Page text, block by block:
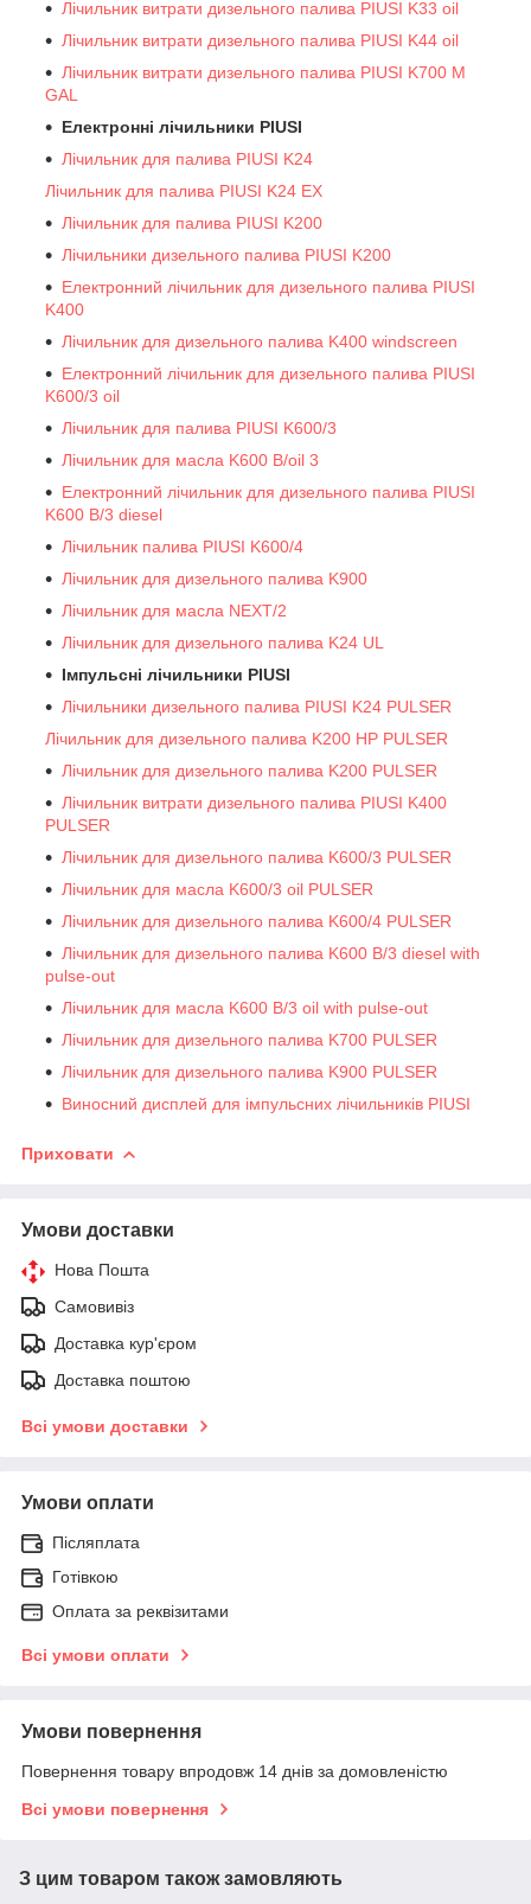
Лічильник витрати дизельного палива PIUSI K33 oil
Лічильник витрати дизельного палива PIUSI K44 oil
Лічильник витрати дизельного палива PIUSI K700 M
GAL
Електронні лічильники PIUSI
Лічильник для палива PIUSI K24
Лічильник для палива PIUSI K24 EX
Лічильник для палива PIUSI K200
Лічильники дизельного палива PIUSI K200
Електронний лічильник для дизельного палива PIUSI
K400
Лічильник для дизельного палива K400 windscreen
Електронний лічильник для дизельного палива PIUSI
K600/3 oil
Лічильник для палива PIUSI K600/3
Лічильник для масла K600 B/oil 3
Електронний лічильник для дизельного палива PIUSI
K600 B/3 diesel
Лічильник палива PIUSI K600/4
Лічильник для дизельного палива K900
Лічильник для масла NEXT/2
Лічильник для дизельного палива K24 UL
Імпульсні лічильники PIUSI
Лічильники дизельного палива PIUSI K24 PULSER
Лічильник для дизельного палива K200 HP PULSER
Лічильник для дизельного палива K200 PULSER
Лічильник витрати дизельного палива PIUSI K400
PULSER
Лічильник для дизельного палива K600/3 PULSER
Лічильник для масла K600/3 oil PULSER
Лічильник для дизельного палива K600/4 PULSER
Лічильник для дизельного палива K600 B/3 diesel with
pulse-out
Лічильник для масла K600 B/3 oil with pulse-out
Лічильник для дизельного палива K700 PULSER
Лічильник для дизельного палива K900 PULSER
Виносний дисплей для імпульсних лічильників PIUSI
Приховати
Умови доставки
Нова Пошта
Самовивіз
Доставка кур'єром
Доставка поштою
Всі умови доставки
Умови оплати
Післяплата
Готівкою
Оплата за реквізитами
Всі умови оплати
Умови повернення
Повернення товару впродовж 14 днів за домовленістю
Всі умови повернення
З цим товаром також замовляють